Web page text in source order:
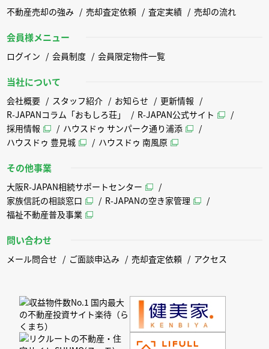
不動産売却の強み 売却査定依頼 査定実績 売却の流れ
会員様メニュー
ログイン 会員制度 会員限定物件一覧
当社について
会社概要 スタッフ紹介 お知らせ
更新情報
R-JAPANコラム「おもしろ荘」
R-JAPAN公式サイト
採用情報
ハウスドゥ サンパーク通り浦添
ハウスドゥ 豊見城
ハウスドゥ 南風原
その他事業
大阪R-JAPAN相続サポートセンター
家族信託の相談窓口
R-JAPANの空き家管理
福祉不動産普及事業
問い合わせ
メール問合せ ご面談申込み 売却査定依頼 アクセス